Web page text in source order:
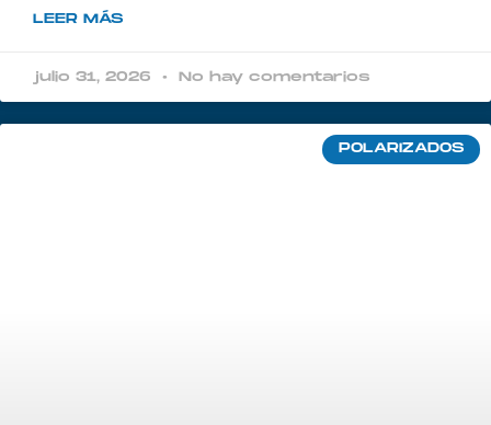
LEER MÁS
julio 31, 2026 No hay comentarios
POLARIZADOS